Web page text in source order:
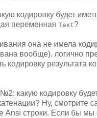
кодировку будет
переменная Text?
она не имела
вообще). логично
кодировку результата
какую кодировку
Ну, смотрите
Ansi строки. Если бы мы